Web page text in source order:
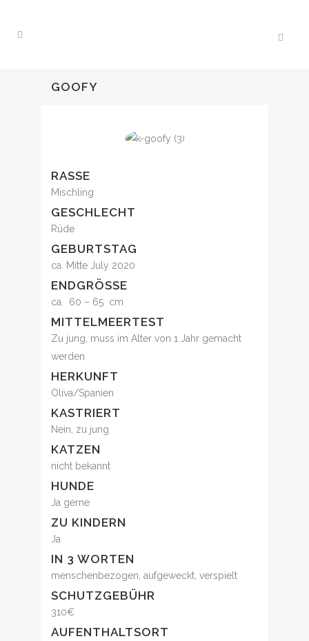
GOOFY
RASSE
Mischling
GESCHLECHT
Rüde
GEBURTSTAG
ca. Mitte July 2020
ENDGRÖSSE
ca. 60 – 65 cm
MITTELMEERTEST
Zu jung, muss im Alter von 1 Jahr gemacht
werden
HERKUNFT
Oliva/Spanien
KASTRIERT
Nein, zu jung
KATZEN
nicht bekannt
HUNDE
Ja gerne
ZU KINDERN
Ja
IN 3 WORTEN
menschenbezogen, aufgeweckt, verspielt
SCHUTZGEBÜHR
310€
AUFENTHALTSORT